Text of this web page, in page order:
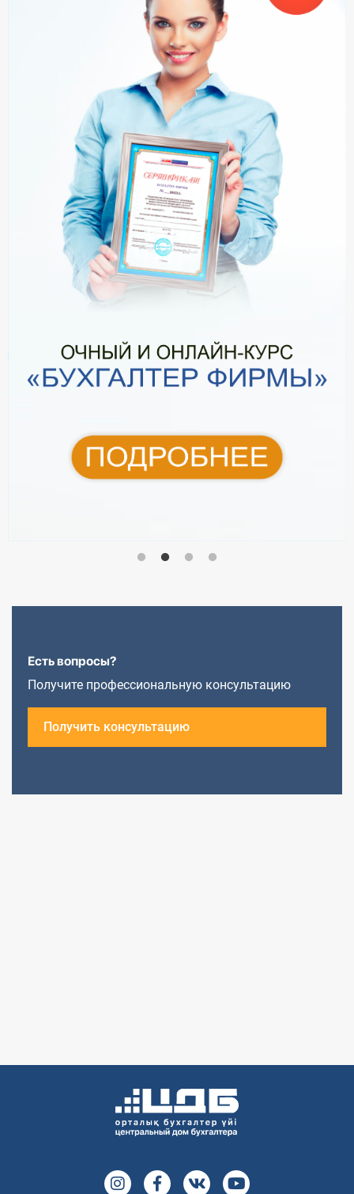
Есть вопросы?
Получите профессиональную консультацию
Получить консультацию